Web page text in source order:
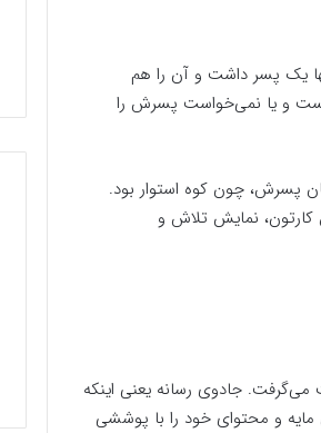
یک پسر داشت و آن را هم
و یا نمی‌خواست پسرش را
پسرش، چون کوه استوار بود.
کارتون، نمایش تلاش و
می‌گرفت. جادوی رسانه یعنی اینکه
و محتوای خود را با پوششی